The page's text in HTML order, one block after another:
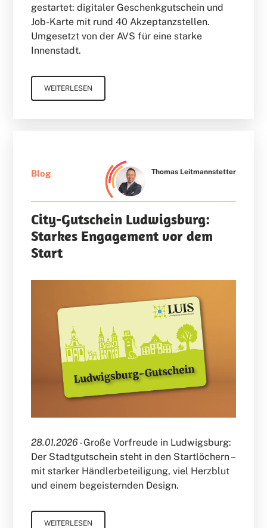
gestartet: digitaler Geschenkgutschein und
Job-Karte mit rund 40 Akzeptanzstellen.
Umgesetzt von der AVS für eine starke
Innenstadt.
WEITERLESEN
Blog Thomas Leitmannstetter
City-Gutschein Ludwigsburg:
Starkes Engagement vor dem
Start
28.01.2026 -Große Vorfreude in Ludwigsburg:
Der Stadtgutschein steht in den Startlöchern –
mit starker Händlerbeteiligung, viel Herzblut
und einem begeisternden Design.
WEITERLESEN